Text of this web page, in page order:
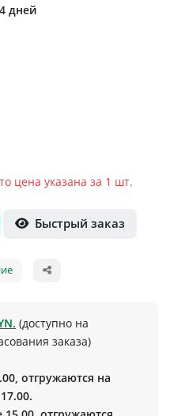
дней
цена указана за 1 шт.
Быстрый заказ
(доступно на
заказа)
отгружаются на